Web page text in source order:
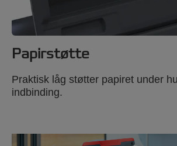
Papirstøtte
Praktisk låg støtter papiret under
indbinding.